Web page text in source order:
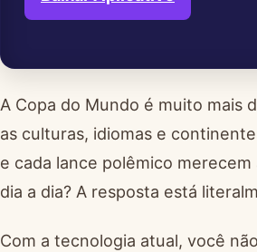
A Copa do Mundo é muito mais
as culturas, idiomas e
e cada lance polêmico
dia a dia? A resposta está
Com a tecnologia atual, você